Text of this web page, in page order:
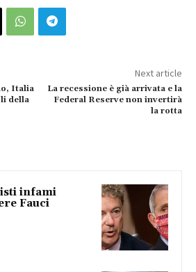
Italia
della
Next article
La recessione è già arrivata e la
Federal Reserve non invertirà
la rotta
infami
Fauci